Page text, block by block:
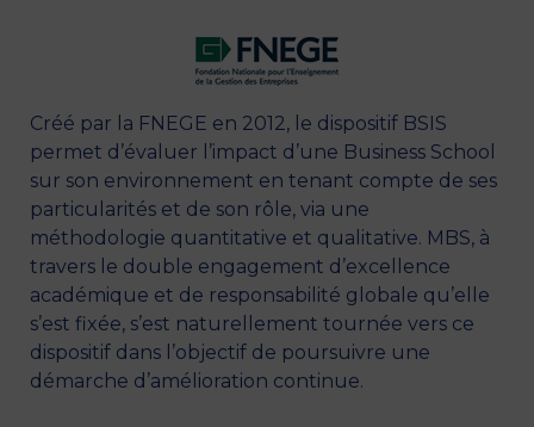
Créé par la FNEGE en 2012, le dispositif BSIS
permet d’évaluer l’impact d’une Business School
sur son environnement en tenant compte de ses
particularités et de son rôle, via une
méthodologie quantitative et qualitative. MBS, à
travers le double engagement d’excellence
académique et de responsabilité globale qu’elle
s’est fixée, s’est naturellement tournée vers ce
dispositif dans l’objectif de poursuivre une
démarche d’amélioration continue.